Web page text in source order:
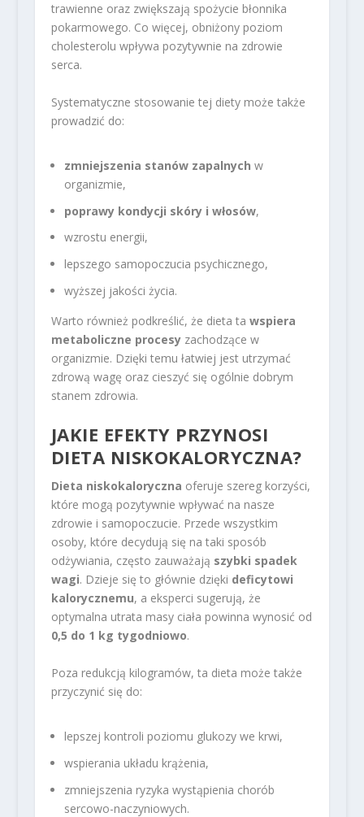
trawienne oraz zwiększają spożycie błonnika
pokarmowego. Co więcej, obniżony poziom
cholesterolu wpływa pozytywnie na zdrowie
serca.
Systematyczne stosowanie tej diety może także
prowadzić do:
zmniejszenia stanów zapalnych w
organizmie,
poprawy kondycji skóry i włosów,
wzrostu energii,
lepszego samopoczucia psychicznego,
wyższej jakości życia.
Warto również podkreślić, że dieta ta wspiera
metaboliczne procesyzachodzące w
organizmie. Dzięki temu łatwiej jest utrzymać
zdrową wagę oraz cieszyć się ogólnie dobrym
stanem zdrowia.
JAKIE EFEKTY PRZYNOSI
DIETA NISKOKALORYCZNA?
Dieta niskokaloryczna oferuje szereg korzyści,
które mogą pozytywnie wpływać na nasze
zdrowie i samopoczucie. Przede wszystkim
osoby, które decydują się na taki sposób
odżywiania, często zauważają szybki spadek
wagi. Dzieje się to głównie dzięki deficytowi
kalorycznemu, a eksperci sugerują, że
optymalna utrata masy ciała powinna wynosić od
0,5 do 1 kg tygodniowo.
Poza redukcją kilogramów, ta dieta może także
przyczynić się do:
lepszej kontroli poziomu glukozy we krwi,
wspierania układu krążenia,
zmniejszenia ryzyka wystąpienia chorób
sercowo-naczyniowych.